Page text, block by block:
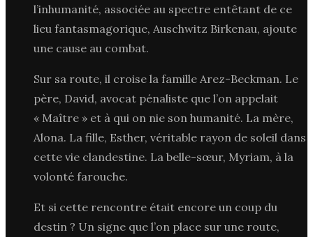
l’inhumanité, associée au spectre entêtant de ce
lieu fantasmagorique, Auschwitz Birkenau, ajoute
une cause au combat.
Sur sa route, il croise la famille Arez-Beckman. Le
père, David, avocat pénaliste que l’on appelait
« Maître » et à qui on nie son humanité. La mère,
Alona. La fille, Esther, véritable rayon de soleil dans
cette vie clandestine. La belle-sœur, Myriam, à la
volonté farouche.
Et si cette rencontre était encore un coup du
destin ? Un signe que l’on place sur une route,